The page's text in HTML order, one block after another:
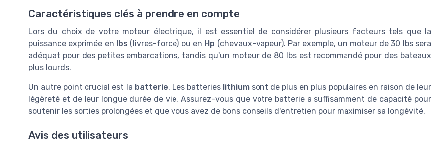
Caractéristiques clés à prendre en compte
Lors du choix de votre moteur électrique, il est essentiel de considérer plusieurs facteurs tels que la
puissance exprimée en lbs (livres-force) ou en Hp (chevaux-vapeur). Par exemple, un moteur de 30 lbs sera
adéquat pour des petites embarcations, tandis qu'un moteur de 80 lbs est recommandé pour des bateaux
plus lourds.
Un autre point crucial est la batterie. Les batteries lithiumsont de plus en plus populaires en raison de leur
légèreté et de leur longue durée de vie. Assurez-vous que votre batterie a suffisamment de capacité pour
soutenir les sorties prolongées et que vous avez de bons conseils d'entretien pour maximiser sa longévité.
Avis des utilisateurs